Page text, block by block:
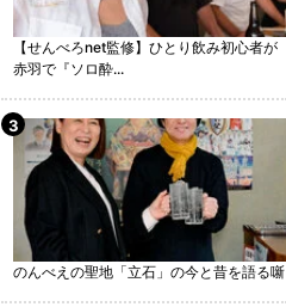
【せんべろnet監修】ひとり飲み初心者が
赤羽で『ソロ酔...
のんべえの聖地「立石」の今と昔を語る噺